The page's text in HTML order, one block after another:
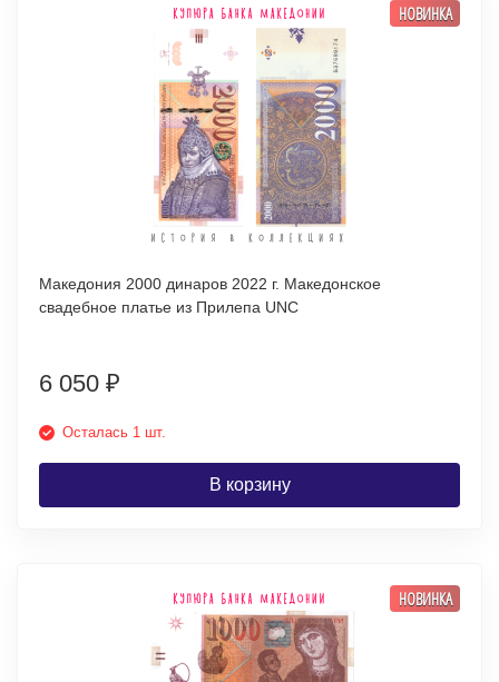
НОВИНКА
Македония 2000 динаров 2022 г. Македонское
свадебное платье из Прилепа UNC
6 050 ₽
Осталась 1 шт.
В корзину
НОВИНКА